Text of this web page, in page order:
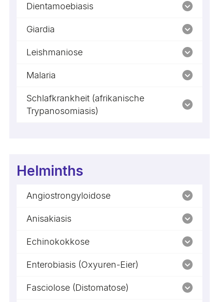
Dientamoebiasis
Giardia
Leishmaniose
Malaria
Schlafkrankheit (afrikanische
Trypanosomiasis)
Helminths
Angiostrongyloidose
Anisakiasis
Echinokokkose
Enterobiasis (Oxyuren-Eier)
Fasciolose (Distomatose)